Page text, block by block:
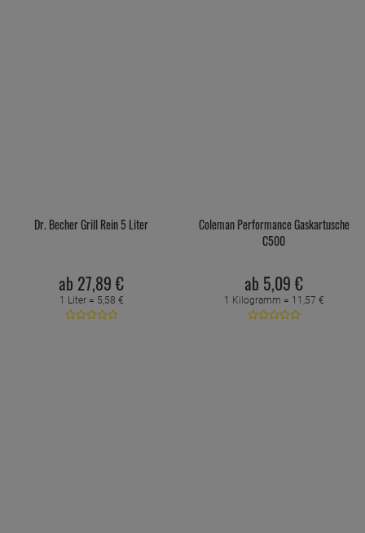
Dr. Becher Grill Rein 5 Liter
ab 27,89 €
1 Liter = 5,58 €
Coleman Performance Gaskartusche
C500
ab 5,09 €
1 Kilogramm = 11,57 €